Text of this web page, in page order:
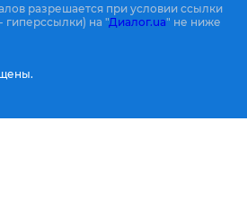
разрешается при условии ссылки
гиперссылки) на "Диалог.ua" не ниже